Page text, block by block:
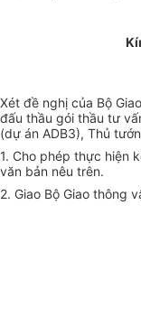
Xét đề nghị của Bộ
đấu thầu gói thầu tư
(dự án ADB3), Thủ
1. Cho phép thực hiện
văn bản nêu trên.
2. Giao Bộ Giao thông